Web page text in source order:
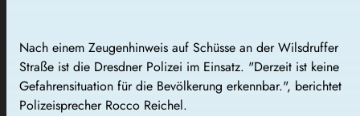
Nach einem Zeugenhinweis auf Schüsse an der Wilsdruffer
Straße ist die Dresdner Polizei im Einsatz. "Derzeit ist keine
Gefahrensituation für die Bevölkerung erkennbar.", berichtet
Polizeisprecher Rocco Reichel.